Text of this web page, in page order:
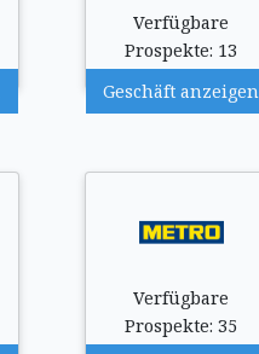
Verfügbare
Prospekte: 13
Geschäft anzeigen
Verfügbare
Prospekte: 35